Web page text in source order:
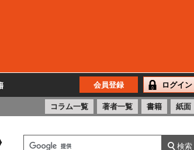
会員登録 ログイン
コラム一覧 著者一覧 書籍 紙面